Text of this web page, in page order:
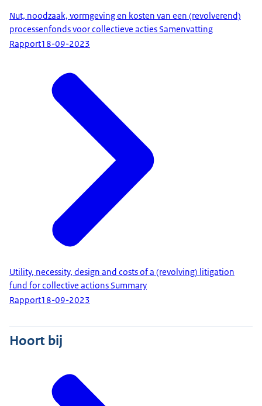
Nut, noodzaak, vormgeving en kosten van een (revolverend)
processenfonds voor collectieve acties Samenvatting
Rapport18-09-2023
Utility, necessity, design and costs of a (revolving) litigation
fund for collective actions Summary
Rapport18-09-2023
Hoort bij